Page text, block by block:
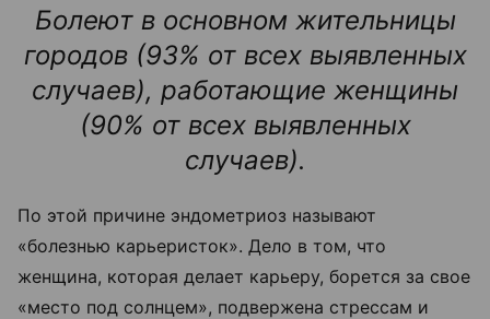
Болеют в основном жительницы
городов (93% от всех выявленных
случаев), работающие женщины
(90% от всех выявленных
случаев).
По этой причине эндометриоз называют
«болезнью карьеристок». Дело в том, что
женщина, которая делает карьеру, борется за свое
«место под солнцем», подвержена стрессам и